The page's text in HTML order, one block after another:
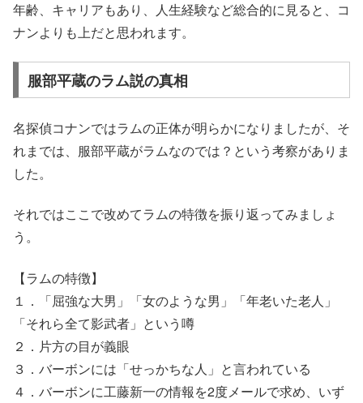
年齢、キャリアもあり、人生経験など総合的に見ると、コ
ナンよりも上だと思われます。
服部平蔵のラム説の真相
名探偵コナンではラムの正体が明らかになりましたが、そ
れまでは、服部平蔵がラムなのでは？という考察がありま
した。
それではここで改めてラムの特徴を振り返ってみましょ
う。
【ラムの特徴】
１．「屈強な大男」「女のような男」「年老いた老人」
「それら全て影武者」という噂
２．片方の目が義眼
３．バーボンには「せっかちな人」と言われている
４．バーボンに工藤新一の情報を2度メールで求め、いず